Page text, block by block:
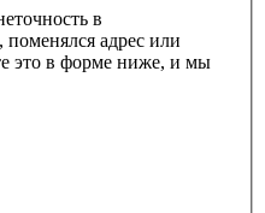
в
адрес или
это в форме ниже, и мы